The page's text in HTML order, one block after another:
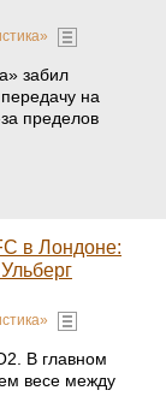
забил
на
пределов
в Лондоне:
В главном
весе между